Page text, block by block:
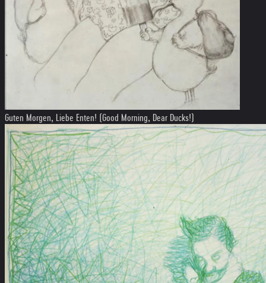
Guten Morgen, Liebe Enten! (Good Morning, Dear Ducks!)